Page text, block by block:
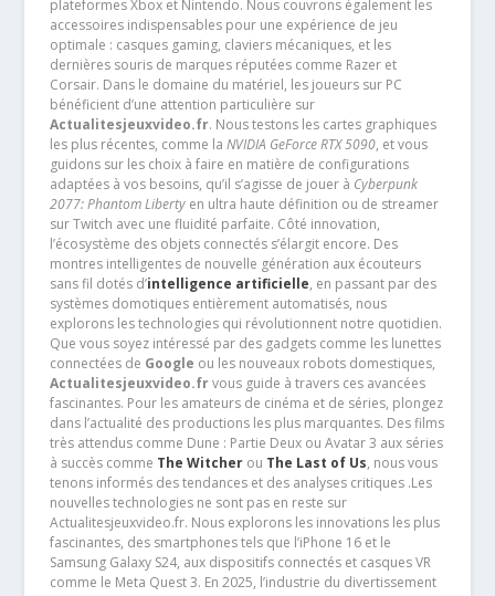
plateformes Xbox et Nintendo. Nous couvrons également les
accessoires indispensables pour une expérience de jeu
optimale : casques gaming, claviers mécaniques, et les
dernières souris de marques réputées comme Razer et
Corsair. Dans le domaine du matériel, les joueurs sur PC
bénéficient d’une attention particulière sur
Actualitesjeuxvideo.fr. Nous testons les cartes graphiques
les plus récentes, comme la NVIDIA GeForce RTX 5090, et vous
guidons sur les choix à faire en matière de configurations
adaptées à vos besoins, qu’il s’agisse de jouer à Cyberpunk
2077: Phantom Libertyen ultra haute définition ou de streamer
sur Twitch avec une fluidité parfaite. Côté innovation,
l’écosystème des objets connectés s’élargit encore. Des
montres intelligentes de nouvelle génération aux écouteurs
sans fil dotés d’intelligence artificielle, en passant par des
systèmes domotiques entièrement automatisés, nous
explorons les technologies qui révolutionnent notre quotidien.
Que vous soyez intéressé par des gadgets comme les lunettes
connectées de Google ou les nouveaux robots domestiques,
Actualitesjeuxvideo.frvous guide à travers ces avancées
fascinantes. Pour les amateurs de cinéma et de séries, plongez
dans l’actualité des productions les plus marquantes. Des films
très attendus comme Dune : Partie Deux ou Avatar 3 aux séries
à succès comme The Witcherou The Last of Us, nous vous
tenons informés des tendances et des analyses critiques .Les
nouvelles technologies ne sont pas en reste sur
Actualitesjeuxvideo.fr. Nous explorons les innovations les plus
fascinantes, des smartphones tels que l’iPhone 16 et le
Samsung Galaxy S24, aux dispositifs connectés et casques VR
comme le Meta Quest 3. En 2025, l’industrie du divertissement